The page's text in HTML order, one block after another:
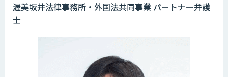
渥美坂井法律事務所・外国法共同事業 パートナー弁護
士